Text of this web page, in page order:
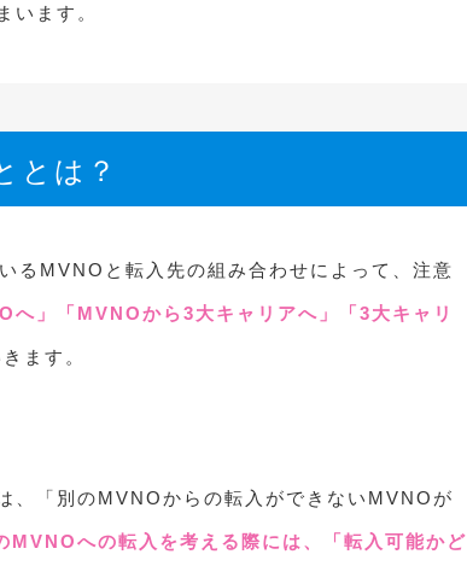
います。
とは？
るMVNOと転入先の組み合わせによって、注意
へ」「MVNOから3大キャリアへ」「3大キャリ
ます。
、「別のMVNOからの転入ができないMVNOが
MVNOへの転入を考える際には、「転入可能かど